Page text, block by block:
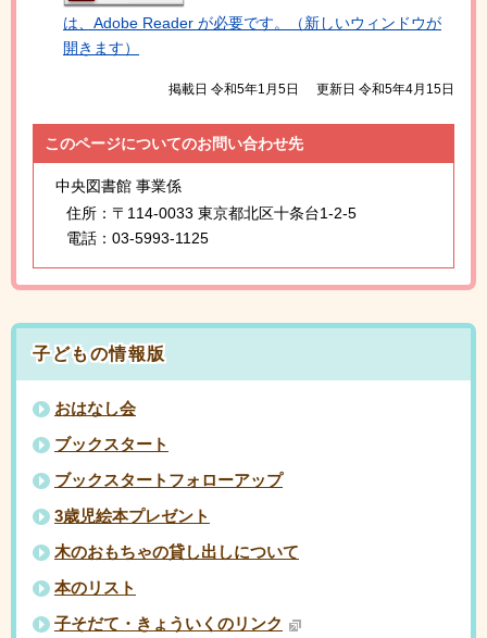
は、Adobe Reader が必要です。（新しいウィンドウが
開きます）
掲載日 令和5年1月5日 更新日 令和5年4月15日
このページについてのお問い合わせ先
中央図書館 事業係
住所： 〒114-0033 東京都北区十条台1-2-5
電話： 03-5993-1125
子どもの情報版
おはなし会
ブックスタート
ブックスタートフォローアップ
3歳児絵本プレゼント
木のおもちゃの貸し出しについて
本のリスト
子そだて・きょういくのリンク